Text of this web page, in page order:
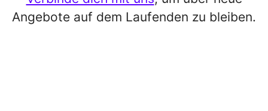
Angebote auf dem Laufenden zu bleiben.